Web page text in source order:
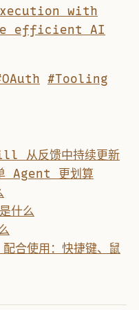
with
efficient AI
#Tooling
从反馈中持续更新
Agent 更划算
什么
用：快捷键、鼠